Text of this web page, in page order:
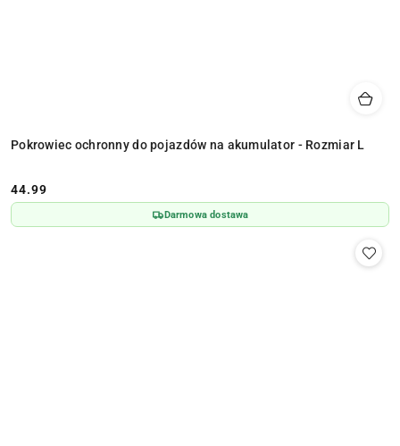
Pokrowiec ochronny do pojazdów na akumulator - Rozmiar L
Cena:
44.99
Darmowa dostawa